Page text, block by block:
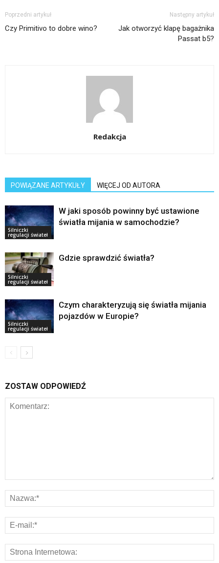
Poprzedni artykuł
Czy Primitivo to dobre wino?
Następny artykuł
Jak otworzyć klapę bagażnika
Passat b5?
Redakcja
POWIĄZANE ARTYKUŁY WIĘCEJ OD AUTORA
Silniczki
regulacji świateł
W jaki sposób powinny być ustawione
światła mijania w samochodzie?
Silniczki
regulacji świateł
Gdzie sprawdzić światła?
Silniczki
regulacji świateł
Czym charakteryzują się światła mijania
pojazdów w Europie?
ZOSTAW ODPOWIEDŹ